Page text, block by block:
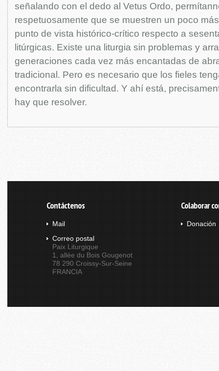
señalando con el dedo al Vetus Ordo,
respetuosamente que se muestren un poco
punto de vista histórico-crítico respecto a
litúrgicas. Existe una liturgia sin problemas y
generaciones cada vez más encantadas de
tradicional. Pero es necesario que los fieles
encontrarla sin dificultad. Y ahí está,
hay que resolver.
Contáctenos
Mail
Correo postal
Paix Liturgique
1, allée du Bois Gougenot
78 290 Croissy-Sur-Seine
FRANCIA
Colaborar
Donación